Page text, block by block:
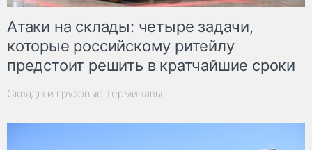
Атаки на склады: четыре задачи,
которые российскому ритейлу
предстоит решить в кратчайшие сроки
Склады и грузовые терминалы